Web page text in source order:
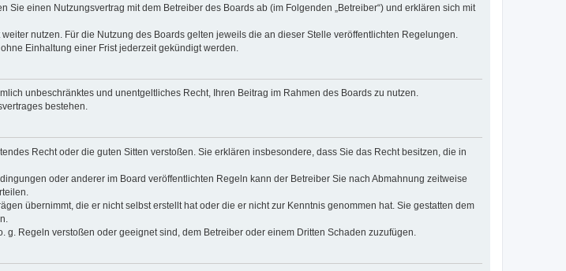
Sie einen Nutzungsvertrag mit dem Betreiber des Boards ab (im Folgenden „Betreiber“) und erklären sich mit
nutzen. Für die Nutzung des Boards gelten jeweils die an dieser Stelle veröffentlichten Regelungen.
Einhaltung einer Frist jederzeit gekündigt werden.
unbeschränktes und unentgeltliches Recht, Ihren Beitrag im Rahmen des Boards zu nutzen.
bestehen.
Recht oder die guten Sitten verstoßen. Sie erklären insbesondere, dass Sie das Recht besitzen, die in
oder anderer im Board veröffentlichten Regeln kann der Betreiber Sie nach Abmahnung zeitweise
übernimmt, die er nicht selbst erstellt hat oder die er nicht zur Kenntnis genommen hat. Sie gestatten dem
Regeln verstoßen oder geeignet sind, dem Betreiber oder einem Dritten Schaden zuzufügen.